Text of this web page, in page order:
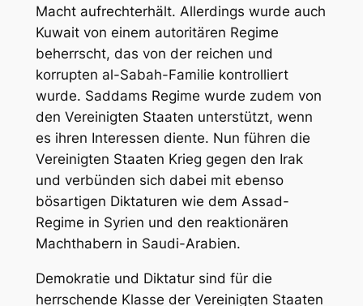
Macht aufrechterhält. Allerdings wurde auch
Kuwait von einem autoritären Regime
beherrscht, das von der reichen und
korrupten al-Sabah-Familie kontrolliert
wurde. Saddams Regime wurde zudem von
den Vereinigten Staaten unterstützt, wenn
es ihren Interessen diente. Nun führen die
Vereinigten Staaten Krieg gegen den Irak
und verbünden sich dabei mit ebenso
bösartigen Diktaturen wie dem Assad-
Regime in Syrien und den reaktionären
Machthabern in Saudi-Arabien.
Demokratie und Diktatur sind für die
herrschende Klasse der Vereinigten Staaten